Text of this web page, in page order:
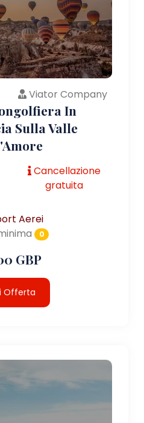
Viator Company
In
Sulla Valle
Cancellazione
gratuita
Aerei
0
GBP
Offerta